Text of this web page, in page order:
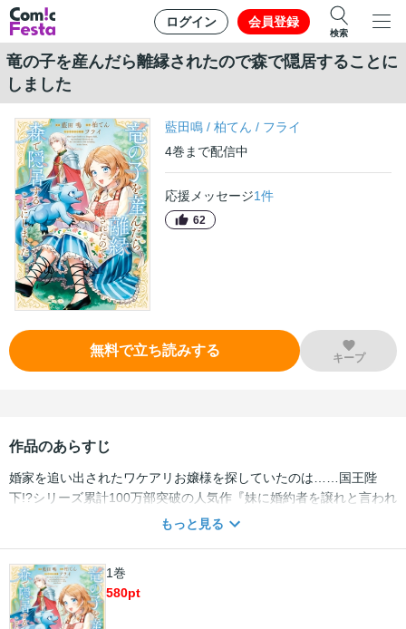
ログイン 会員登録
検索
竜の子を産んだら離縁されたので森で隠居することに
しました
藍田鳴 /柏てん / フライ
4巻 まで配信中
応援メッセージ1件
62
無料で立ち読みする キープ
作品のあらすじ
婚家を追い出されたワケアリお嬢様を探していたのは……国王陛
下!?シリーズ累計100万部突破の人気作『妹に婚約者を譲れと言われ
ました 最強の竜に気に入られてまさかの王国乗っ取り!?』の柏て
けなのになぜか妊娠！しかし生まれてきたのは人ならざるもの
――”竜の子”だった。爵位と名を奪われ、婚家を追い出されたシャ
ーロットは息子（竜）とともに禁断の北の森で暮らすことに。そん
もっと見る
1巻
580pt